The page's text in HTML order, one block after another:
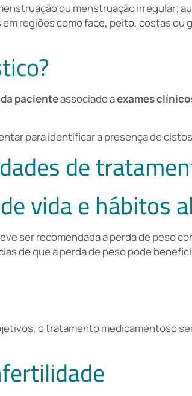
ou menstruação irregular;
regiões como face, peito, costas ou
pacienteassociado aexames
para identificar a presença de
de
vida e hábitos
ser recomendada aperda de peso
de que a perda de peso pode
o tratamento medicamentoso